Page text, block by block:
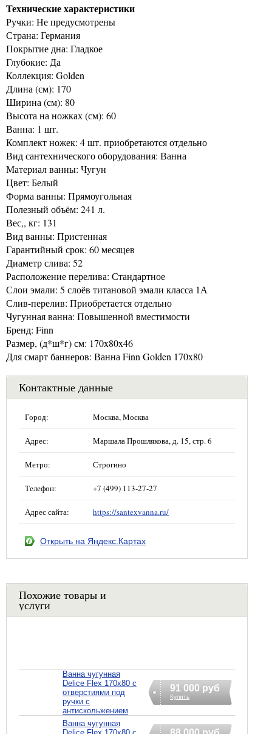
Технические характеристики
Ручки: Не предусмотрены
Страна: Германия
Покрытие дна: Гладкое
Глубокие: Да
Коллекция: Golden
Длина (см): 170
Ширина (см): 80
Высота на ножках (см): 60
Ванна: 1 шт.
Комплект ножек: 4 шт. приобретаются отдельно
Вид сантехнического оборудования: Ванна
Материал ванны: Чугун
Цвет: Белый
Форма ванны: Прямоугольная
Полезный объём: 241 л.
Вес,, кг: 131
Вид ванны: Пристенная
Гарантийный срок: 60 месяцев
Диаметр слива: 52
Расположение перелива: Стандартное
Слои эмали: 5 слоёв титановой эмали класса 1А
Слив-перелив: Приобретается отдельно
Чугунная ванна: Повышенной вместимости
Бренд: Finn
Размер, (д*ш*г) см: 170x80x46
Для смарт баннеров: Ванна Finn Golden 170x80
Контактные данные
Город: Москва, Москва
Адрес: Маршала Прошлякова, д. 15, стр. 6
Метро: Строгино
Телефон: +7 (499) 113-27-27
Адрес сайта: https://santexvanna.ru/
Открыть на Яндекс.Картах
Похожие товары и
услуги
Ванна чугунная
Delice Flex 170x80 с
отверстиями под
ручки с
антискольжением
91 000 руб
Купить
Ванна чугунная
Delice Flex 170x80 с